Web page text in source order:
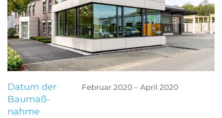
Datum der
Baumaß­
nahme
Februar 2020 – April 2020